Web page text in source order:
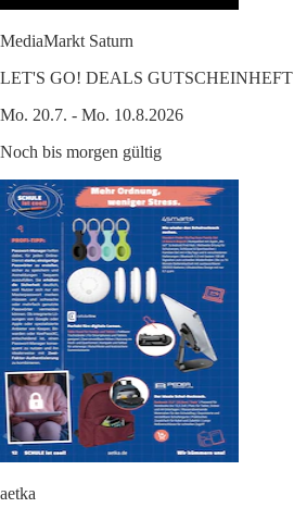
MediaMarkt Saturn
LET'S GO! DEALS GUTSCHEINHEFT
Mo. 20.7. - Mo. 10.8.2026
Noch bis morgen gültig
aetka